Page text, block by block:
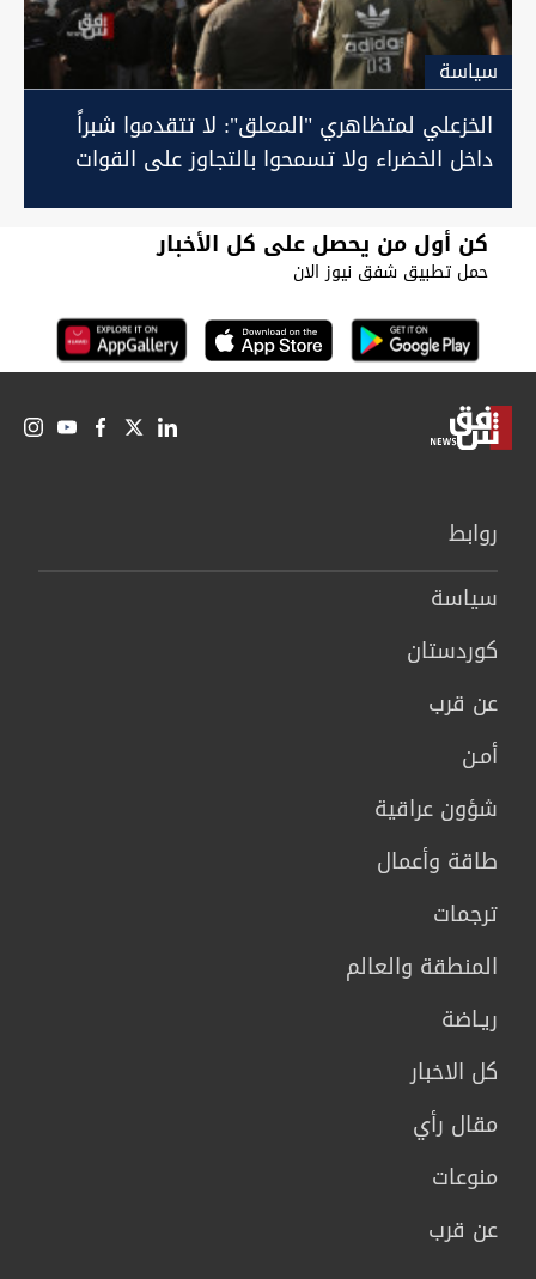
سیاسة
الخزعلي لمتظاهري "المعلق": لا تتقدموا شبراً
داخل الخضراء ولا تسمحوا بالتجاوز على القوات
كن أول من يحصل على كل الأخبار
حمل تطبيق شفق نيوز الان
روابط
سیاسة
كوردستان
عن قرب
أمـن
شؤون عراقية
طاقة وأعمال
ترجمات
المنطقة والعالم
ريـاضة
كل الاخبار
مقال رأي
منوعات
عن قرب